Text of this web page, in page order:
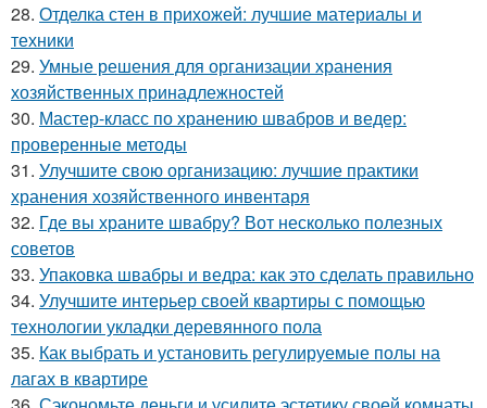
28. Отделка стен в прихожей: лучшие материалы и
техники
29. Умные решения для организации хранения
хозяйственных принадлежностей
30. Мастер-класс по хранению швабров и ведер:
проверенные методы
31. Улучшите свою организацию: лучшие практики
хранения хозяйственного инвентаря
32. Где вы храните швабру? Вот несколько полезных
советов
33. Упаковка швабры и ведра: как это сделать правильно
34. Улучшите интерьер своей квартиры с помощью
технологии укладки деревянного пола
35. Как выбрать и установить регулируемые полы на
лагах в квартире